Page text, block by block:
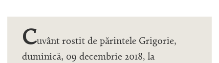
Cuvânt rostit de părintele Grigorie,
duminică, 09 decembrie 2018, la